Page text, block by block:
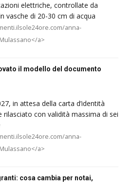
elettriche, controllate da
vasche di 20-30 cm di acqua
anna-
a>
il modello del documento
in attesa della carta d’identità
rilasciato con validità massima di sei
anna-
a>
cosa cambia per notai,